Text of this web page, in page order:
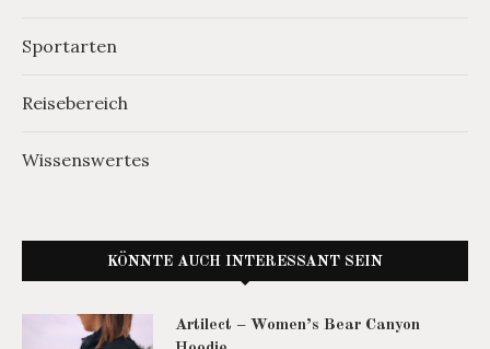
Sportarten
Reisebereich
Wissenswertes
KÖNNTE AUCH INTERESSANT SEIN
Artilect – Women’s Bear Canyon